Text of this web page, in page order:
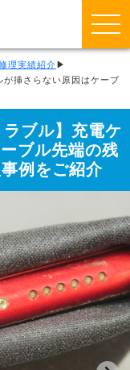
理実績紹介 ▶
が挿さらない原因はケーブ
ラブル】充電ケ
ブル先端の残
例をご紹介